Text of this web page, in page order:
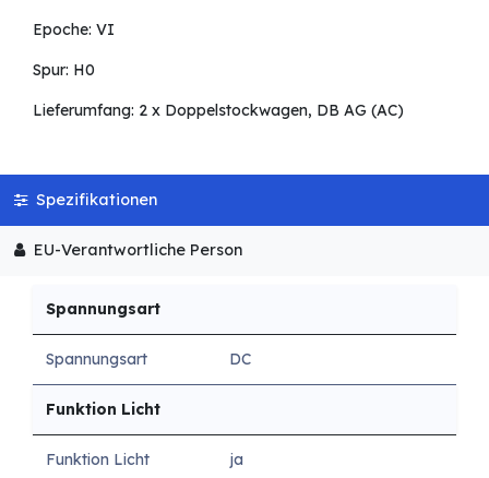
Epoche: VI
Spur: H0
Lieferumfang: 2 x Doppelstockwagen, DB AG (AC)
Spezifikationen
EU-Verantwortliche Person
Spannungsart
Spannungsart DC
Funktion Licht
Funktion Licht ja